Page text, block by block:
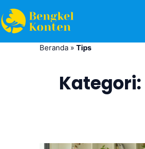
Beranda» Tips
Kategori: